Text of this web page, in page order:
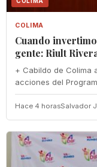
COLIMA
Cuando
gente: Riult
+ Cabildo de Colima
acciones del
Hace 4 horasSalvador